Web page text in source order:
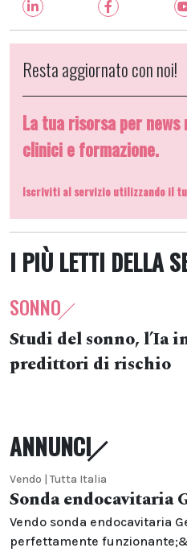
Resta aggiornato con noi!
La tua risorsa per
clinici e formazione.
Iscriviti al servizio utilizzando il
I PIÙ LETTI DELLA
SONNO
Studi del sonno, l’Ia
predittori di rischio
ANNUNCI
Vendo | Tutta Italia
Sonda endocavitaria
Vendo sonda endocavitaria
perfettamente